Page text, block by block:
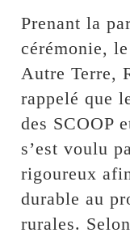
Prenant la
cérémonie,
Autre Terre,
rappelé que
des SCOOP
s’est voulu
rigoureux
durable au
rurales.